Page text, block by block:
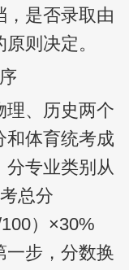
，是否录取由
则决定。
、历史两个
和体育统考成
专业类别从
总分
）×30%
一步，分数换